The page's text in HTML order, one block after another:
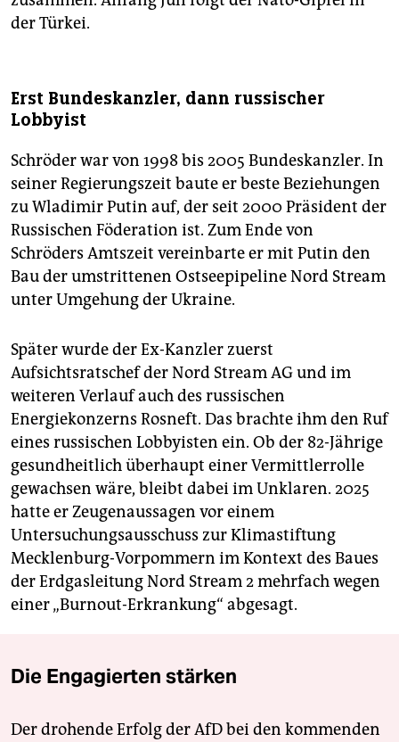
der Türkei.
Erst Bundeskanzler, dann russischer
Lobbyist
Schröder war von 1998 bis 2005 Bundeskanzler. In
seiner Regierungszeit baute er beste Beziehungen
zu Wladimir Putin auf, der seit 2000 Präsident der
Russischen Föderation ist. Zum Ende von
Schröders Amtszeit vereinbarte er mit Putin den
Bau der umstrittenen Ostseepipeline Nord Stream
unter Umgehung der Ukraine.
Später wurde der Ex-Kanzler zuerst
Aufsichtsratschef der Nord Stream AG und im
weiteren Verlauf auch des russischen
Energiekonzerns Rosneft. Das brachte ihm den Ruf
eines russischen Lobbyisten ein. Ob der 82-Jährige
gesundheitlich überhaupt einer Vermittlerrolle
gewachsen wäre, bleibt dabei im Unklaren. 2025
hatte er Zeugenaussagen vor einem
Untersuchungsausschuss zur Klimastiftung
Mecklenburg-Vorpommern im Kontext des Baues
der Erdgasleitung Nord Stream 2 mehrfach wegen
einer „Burnout-Erkrankung“ abgesagt.
Die Engagierten stärken
Der drohende Erfolg der AfD bei den kommenden